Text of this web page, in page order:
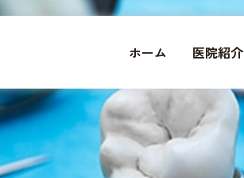
ホーム 医院紹介